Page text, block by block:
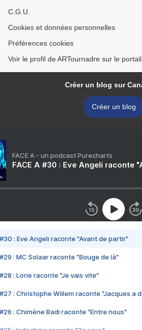
C.G.U.
Cookies et données personnelles
Préférences cookies
Voir le profil de ARTournadre sur le
Créer un blog sur
Créer un blog
FACE A - un podcast Purecharts
FACE A #30 : Eve Angeli raconte
#30 : Eve Angeli raconte "Avant de partir"
#29 : MC Solaar raconte "Bouge de là"
#28 : Lorie raconte "Je vais vite"
#27 : Christophe Willem raconte "Jacques a
#26 : Chimène Badi raconte "Entre nous"